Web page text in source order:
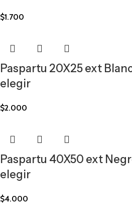
$1.700
Paspartu 20X25 ext
elegir
$2.000
Paspartu 40X50 ext
elegir
$4.000